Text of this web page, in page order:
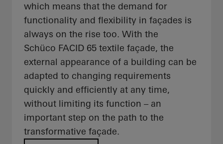
which means that the demand for
functionality and flexibility in façades is
always on the rise too. With the
Schüco FACID 65 textile façade, the
external appearance of a building can be
adapted to changing requirements
quickly and efficiently at any time,
without limiting its function – an
important step on the path to the
transformative façade.